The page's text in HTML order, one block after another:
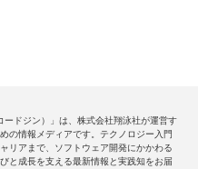
ードジン）」は、株式会社翔泳社が運営す
の情報メディアです。テクノロジー入門
リアまで、ソフトウェア開発にかかわる
と成長を支える最新情報と実践知をお届